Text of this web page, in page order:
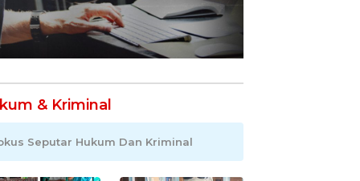
& Kriminal
Seputar Hukum Dan Kriminal